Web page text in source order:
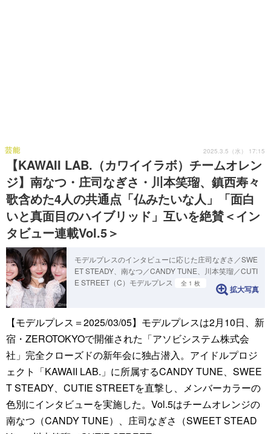
【KAWAII LAB.（カワイイラボ）チームオレン
ジ】南なつ・庄司なぎさ・川本笑瑠、鎮西寿々
歌含めた4人の共通点「仏みたいな人」「面白
いと真面目のハイブリッド」互いを絶賛＜イン
タビュー連載Vol.5＞
芸能 2025.3.5（水） 17:15
モデルプレスのインタビューに応じた庄司なぎさ／SWE
ET STEADY、南なつ／CANDY TUNE、川本笑瑠／CUTI
E STREET（C）モデルプレス
全 1 枚
拡大写真
【モデルプレス＝2025/03/05】モデルプレスは2月10日、新
宿・ZEROTOKYOで開催された「アソビシステム株式会
社」完全クローズドの新年会に独占潜入。アイドルプロジ
ェクト「KAWAII LAB.」に所属するCANDY TUNE、SWEE
T STEADY、CUTIE STREETを直撃し、メンバーカラーの
色別にインタビューを実施した。Vol.5はチームオレンジの
南なつ（CANDY TUNE）、庄司なぎさ（SWEET STEAD